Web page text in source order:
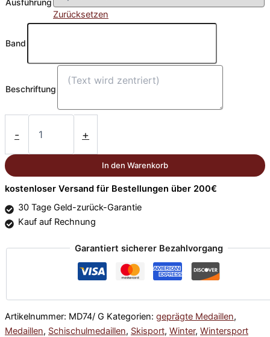
Ausführung
Zurücksetzen
Band
Beschriftung
-
Skimedaille
Schladming
Ø
70mm
Menge
+
In den Warenkorb
kostenloser Versand für Bestellungen über 200€
30 Tage Geld-zurück-Garantie
Kauf auf Rechnung
Garantiert sicherer Bezahlvorgang
Artikelnummer: MD74/ G Kategorien: geprägte Medaillen,
Medaillen, Schischulmedaillen, Skisport, Winter, Wintersport